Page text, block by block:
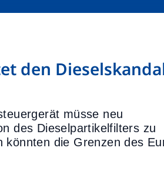
den
müsse neu
des Dieselpartikelfilters zu
könnten die Grenzen des